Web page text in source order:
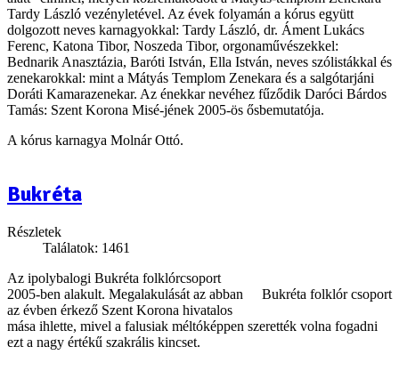
Tardy László vezényletével. Az évek folyamán a kórus együtt
dolgozott neves karnagyokkal: Tardy László, dr. Áment Lukács
Ferenc, Katona Tibor, Noszeda Tibor, orgonaművészekkel:
Bednarik Anasztázia, Baróti István, Ella István, neves szólistákkal és
zenekarokkal: mint a Mátyás Templom Zenekara és a salgótarjáni
Doráti Kamarazenekar. Az énekkar nevéhez fűződik Daróci Bárdos
Tamás: Szent Korona Misé-jének 2005-ös ősbemutatója.
A kórus karnagya Molnár Ottó.
Bukréta
Részletek
Találatok: 1461
Bukréta folklór csoport
Az ipolybalogi Bukréta folklórcsoport
2005-ben alakult. Megalakulását az abban
az évben érkező Szent Korona hivatalos
mása ihlette, mivel a falusiak méltóképpen szerették volna fogadni
ezt a nagy értékű szakrális kincset.